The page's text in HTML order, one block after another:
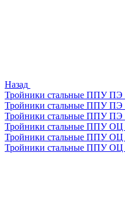
Назад
Тройники стальные ППУ ПЭ
Тройники стальные ППУ
Тройники стальные ППУ
Тройники стальные ППУ ОЦ
Тройники стальные ППУ
Тройники стальные ППУ